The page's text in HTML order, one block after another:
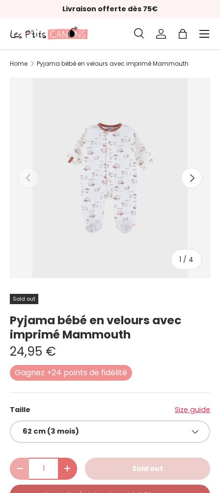
Livraison offerte dès 75€
Search
Product type
SearchLog inBag
Menu
Home Pyjama bébé en velours avec imprimé Mammouth
Previous
1 / of
4
Next
Sold out
Pyjama bébé en velours avec
imprimé Mammouth
24,95 €
Gagnez +24 points de fidélité
Taille Size guide
62 cm (3 mois)
Qty
-
+ Sold out